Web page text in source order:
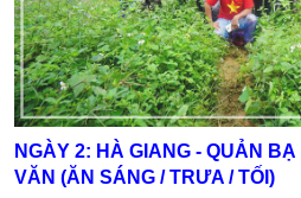
NGÀY2: HÀ GIANG - QUẢN
VĂN(ĂNSÁNG /TRƯA / TỐI)